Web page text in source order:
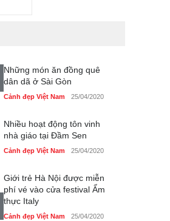
Những món ăn đồng quê
dân dã ở Sài Gòn
Cảnh đẹp Việt Nam 25/04/2020
Nhiều hoạt động tôn vinh
nhà giáo tại Đầm Sen
Cảnh đẹp Việt Nam 25/04/2020
Giới trẻ Hà Nội được miễn
phí vé vào cửa festival Ẩm
thực Italy
Cảnh đẹp Việt Nam 25/04/2020